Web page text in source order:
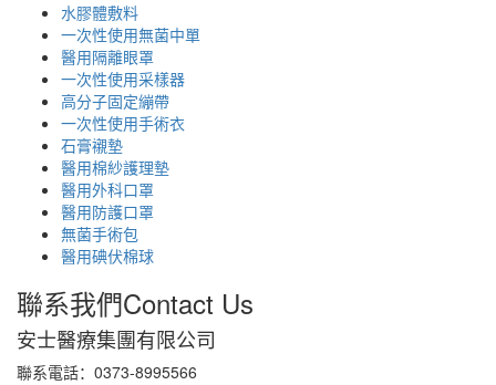
水膠體敷料
一次性使用無菌中單
醫用隔離眼罩
一次性使用采樣器
高分子固定繃帶
一次性使用手術衣
石膏襯墊
醫用棉紗護理墊
醫用外科口罩
醫用防護口罩
無菌手術包
醫用碘伏棉球
聯系我們Contact Us
安士醫療集團有限公司
聯系電話：0373-8995566